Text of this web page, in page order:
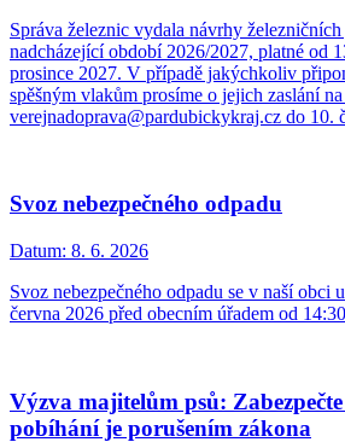
Správa železnic vydala návrhy
nadcházející období 2026/2027, platné od
prosince 2027. V případě jakýchkoliv
spěšným vlakům prosíme o jejich zaslání
verejnadoprava@pardubickykraj.cz do 10.
Svoz nebezpečného odpadu
Datum: 8. 6. 2026
Svoz nebezpečného odpadu se v naší obci
června 2026 před obecním úřadem od
Výzva majitelům psů:
pobíhání je porušením zákona